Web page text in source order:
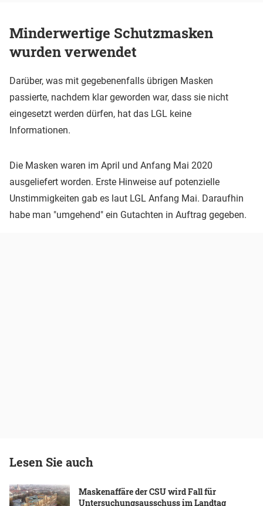
Minderwertige Schutzmasken
wurden verwendet
Darüber, was mit gegebenenfalls übrigen Masken
passierte, nachdem klar geworden war, dass sie nicht
eingesetzt werden dürfen, hat das LGL keine
Informationen.
Die Masken waren im April und Anfang Mai 2020
ausgeliefert worden. Erste Hinweise auf potenzielle
Unstimmigkeiten gab es laut LGL Anfang Mai. Daraufhin
habe man "umgehend" ein Gutachten in Auftrag gegeben.
Lesen Sie auch
Maskenaffäre der CSU wird Fall für
Untersuchungsausschuss im Landtag